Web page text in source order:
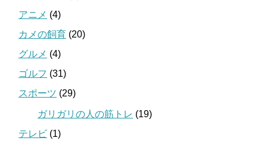
アニメ (4)
カメの飼育 (20)
グルメ (4)
ゴルフ (31)
スポーツ (29)
ガリガリの人の筋トレ (19)
テレビ (1)